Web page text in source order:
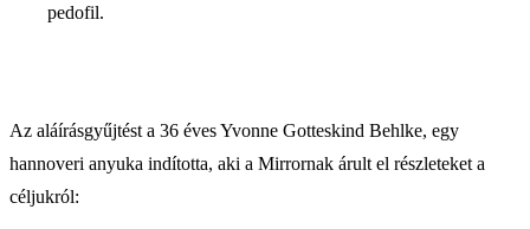
pedofil.
Az aláírásgyűjtést a 36 éves Yvonne Gotteskind Behlke, egy
hannoveri anyuka indította, aki a Mirrornak árult el részleteket a
céljukról: